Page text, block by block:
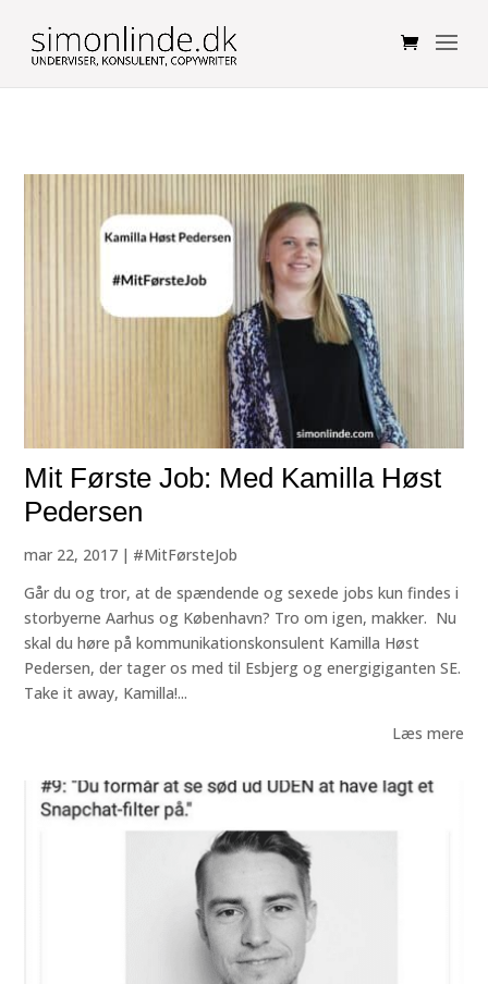
Mit Første Job: Med Kamilla Høst
Pedersen
mar 22, 2017 | #MitFørsteJob
Går du og tror, at de spændende og sexede jobs kun findes i
storbyerne Aarhus og København? Tro om igen, makker. Nu
skal du høre på kommunikationskonsulent Kamilla Høst
Pedersen, der tager os med til Esbjerg og energigiganten SE.
Take it away, Kamilla!...
Læs mere